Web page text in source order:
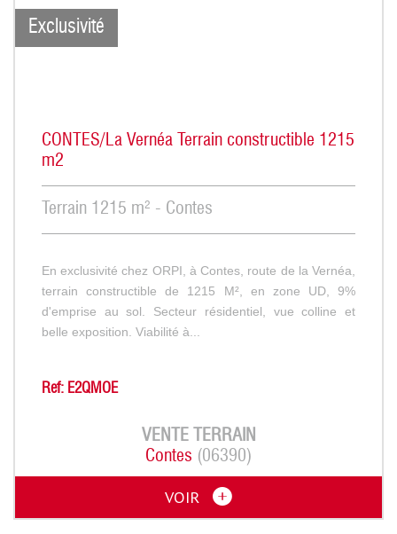
Exclusivité
CONTES/La Vernéa Terrain constructible 1215
m2
Terrain 1215 m² - Contes
En exclusivité chez ORPI, à Contes, route de la Vernéa,
terrain constructible de 1215 M², en zone UD, 9%
d'emprise au sol. Secteur résidentiel, vue colline et
belle exposition. Viabilité à...
Ref: E2QMOE
VENTE
TERRAIN
Contes (06390)
VOIR